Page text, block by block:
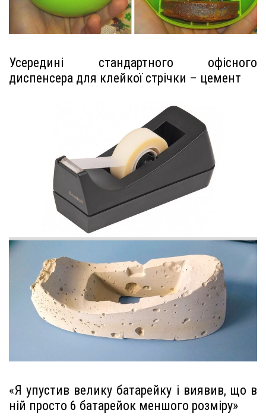
Усередині стандартного офісного
диспенсера для клейкої стрічки – цемент
«Я упустив велику батарейку і виявив, що в
ній просто 6 батарейок меншого розміру»